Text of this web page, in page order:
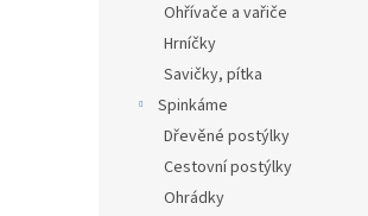
Ohřívače a vařiče
Hrníčky
Savičky, pítka
Spinkáme
Dřevěné postýlky
Cestovní postýlky
Ohrádky